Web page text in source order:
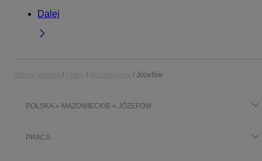
Dalej
Józefów
POLSKA » MAZOWIECKIE » JÓZEFÓW
PRACA